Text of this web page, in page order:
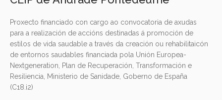
Proxecto financiado con cargo ao convocatoria de axudas
para a realización de accións destinadas á promoción de
estilos de vida saudable a través da creación ou rehabilitaicón
de entornos saudables financiada pola Unión Europea-
Nextgeneration, Plan de Recuperación, Transformación e
Resiliencia, Ministerio de Sanidade, Goberno de España
(C18.i2)